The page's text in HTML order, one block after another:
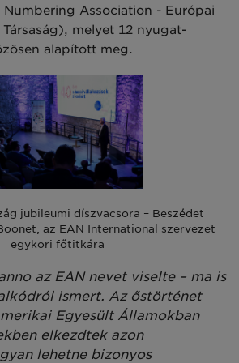
Association - Európai
Társaság), melyet 12 nyugat-
alapított meg.
jubileumi díszvacsora – Beszédet
az EAN International szervezet
egykori főtitkára
az EAN nevet viselte – ma is
ismert. Az őstörténet
Egyesült Államokban
elkezdtek azon
lehetne bizonyos